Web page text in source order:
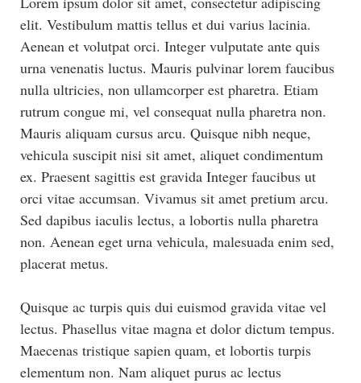
elit. Vestibulum mattis tellus et dui varius lacinia.
Aenean et volutpat orci. Integer vulputate ante quis
urna venenatis luctus. Mauris pulvinar lorem faucibus
nulla ultricies, non ullamcorper est pharetra. Etiam
rutrum congue mi, vel consequat nulla pharetra non.
Mauris aliquam cursus arcu. Quisque nibh neque,
vehicula suscipit nisi sit amet, aliquet condimentum
ex. Praesent sagittis est gravida Integer faucibus ut
orci vitae accumsan. Vivamus sit amet pretium arcu.
Sed dapibus iaculis lectus, a lobortis nulla pharetra
non. Aenean eget urna vehicula, malesuada enim sed,
placerat metus.
Quisque ac turpis quis dui euismod gravida vitae vel
lectus. Phasellus vitae magna et dolor dictum tempus.
Maecenas tristique sapien quam, et lobortis turpis
elementum non. Nam aliquet purus ac lectus